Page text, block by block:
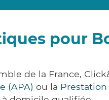
pour
de la France,
(APA) ou la